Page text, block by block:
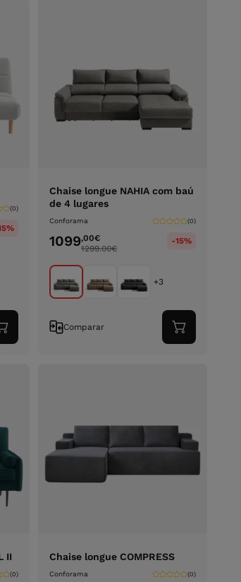
(0)
Adicionar
ao
Chaise longue NAHIA com baú
de 4 lugares
Conforama (0)
1099,00€
1299.00€
-15%
+3
Comparar
Adicionar
ao
II
(0)
Chaise longue COMPRESS
Conforama (0)